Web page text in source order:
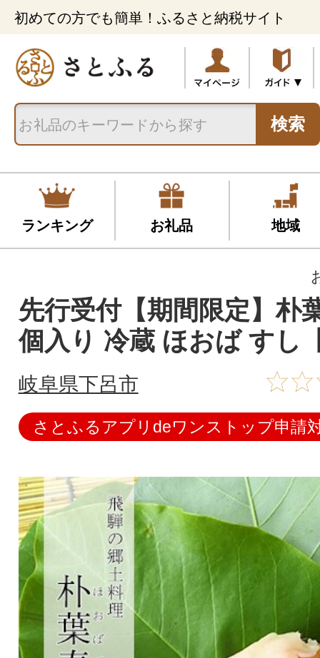
初めての方でも簡単！ふるさと納税サイト
検索
ランキング お礼品 地域
先行受付【期間限定】朴
個入り 冷蔵 ほおば すし
岐阜県下呂市
さとふるアプリdeワンストップ申請